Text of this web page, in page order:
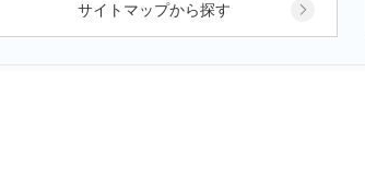
サイトマップから探す